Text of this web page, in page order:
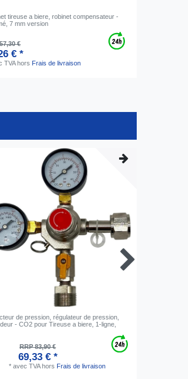
tireuse a biere, robinet compensateur -
7 mm version
€
€ *
TVAhors Frais de livraison
de pression, régulateur de pression,
- CO2 pour Tireuse a biere, 1-ligne,
RRP 83,90 €
69,33 € *
* avec TVAhors Frais de livraison